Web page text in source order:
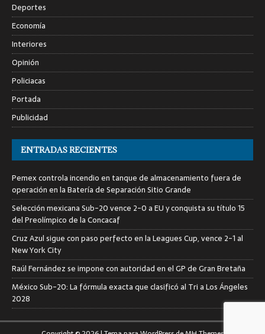
Deportes
Economía
Interiores
Opinión
Policiacas
Portada
Publicidad
ENTRADAS RECIENTES
Pemex controla incendio en tanque de almacenamiento fuera de
operación en la Batería de Separación Sitio Grande
Selección mexicana Sub-20 vence 2-0 a EU y conquista su título 15
del Preolímpico de la Concacaf
Cruz Azul sigue con paso perfecto en la Leagues Cup, vence 2-1 al
New York City
Raúl Fernández se impone con autoridad en el GP de Gran Bretaña
México Sub-20: La fórmula exacta que clasificó al Tri a Los Ángeles
2028